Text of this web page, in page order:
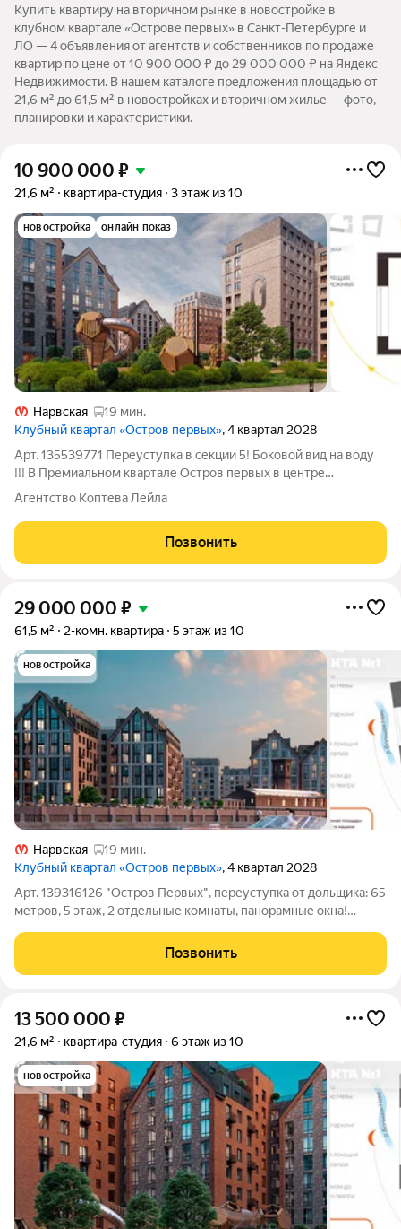
Купить квартиру на вторичном рынке в новостройке в
клубном квартале «Острове первых» в Санкт-Петербурге и
ЛО — 4 объявления от агентств и собственников по продаже
квартир по цене от 10 900 000 ₽ до 29 000 000 ₽ на Яндекс
Недвижимости. В нашем каталоге предложения площадью от
21,6 м² до 61,5 м² в новостройках и вторичном жилье — фото,
планировки и характеристики.
10 900 000 ₽
21,6 м² квартира-студия 3 этаж из 10
новостройка онлайн показ
Нарвская
19 мин.
Клубный квартал «Остров первых», 4 квартал 2028
Арт. 135539771 Переуступка в секции 5! Боковой вид на воду
!!! В Премиальном квартале Остров первых в центре
Петербурга, на Матисовом острове. Всего в нескольких
величественный Мариинский театр и вся
Агентство Коптева Лейла
Позвонить
29 000 000 ₽
61,5 м² 2-комн. квартира 5 этаж из 10
новостройка
Нарвская
19 мин.
Клубный квартал «Остров первых», 4 квартал 2028
Арт. 139316126 "Остров Первых", переуступка от дольщика: 65
метров, 5 этаж, 2 отдельные комнаты, панорамные окна!
хорошая! Ваша выгода: рассрочка до конца 2028 года, сейчас
первый взнос 19
Позвонить
13 500 000 ₽
21,6 м² квартира-студия 6 этаж из 10
новостройка